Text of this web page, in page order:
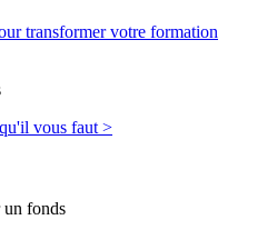
transformer votre formation
vous faut >
un fonds